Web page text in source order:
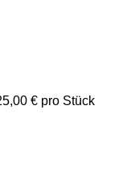
€ pro Stück